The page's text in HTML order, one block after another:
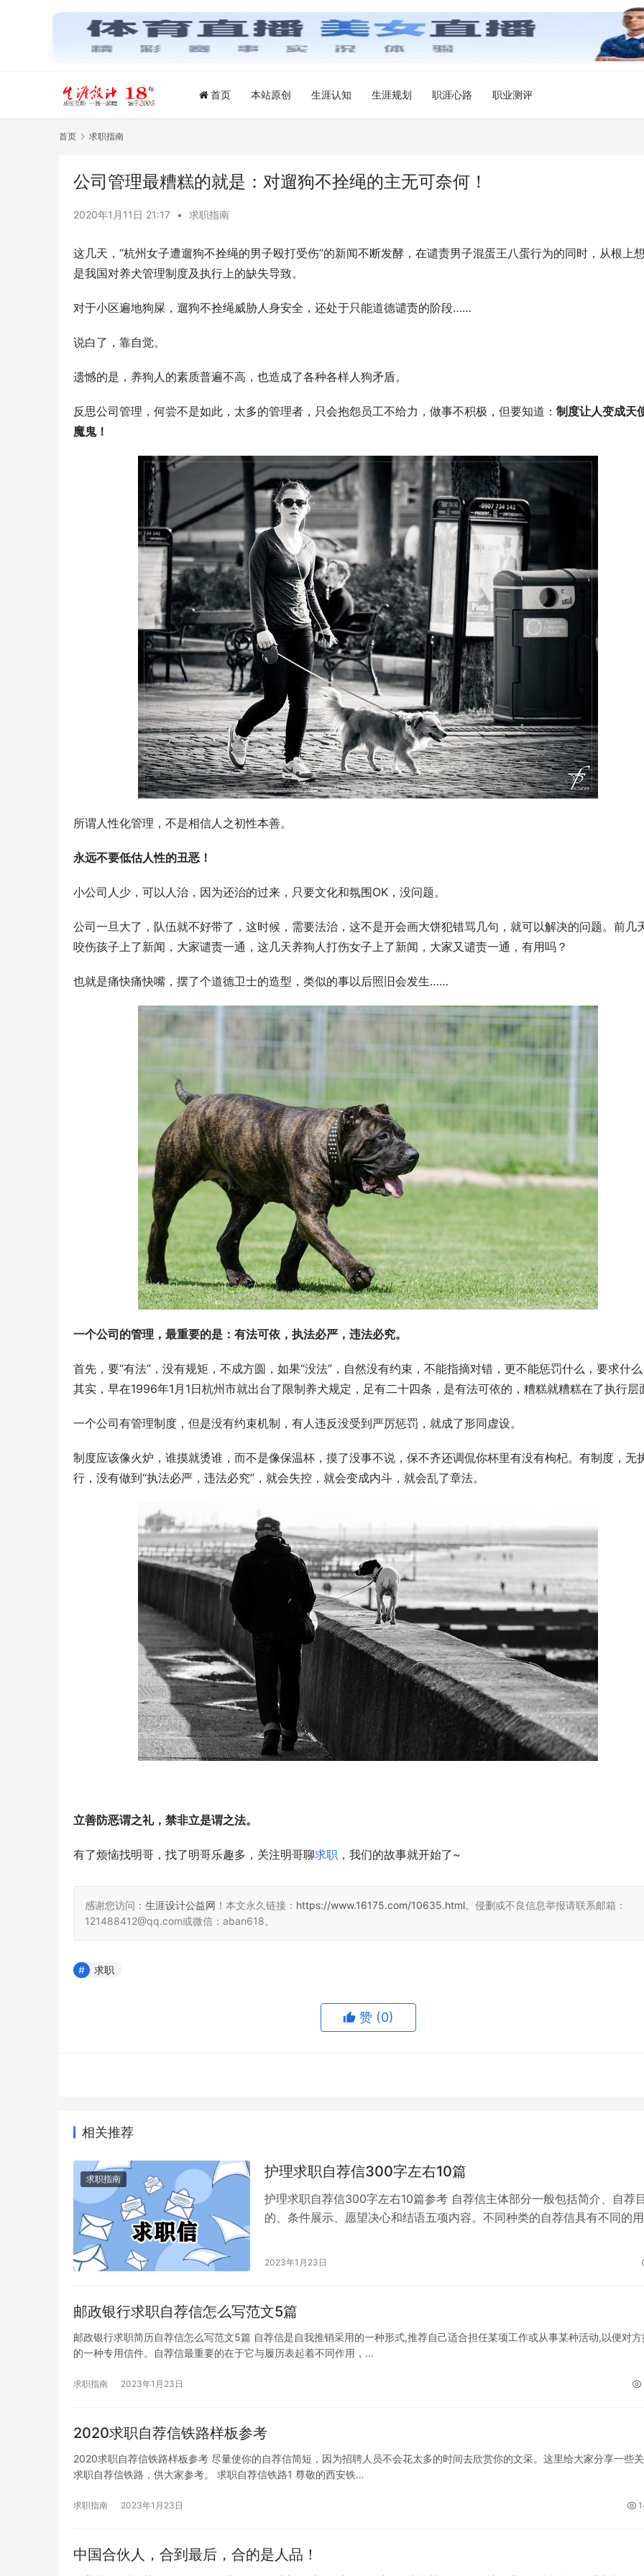
首页 本站原创 生涯认知 生涯规划 职涯心路 职业测评
首页 求职指南
公司管理最糟糕的就是：对遛狗不拴绳的主无可奈何！
2020年1月11日 21:17 • 求职指南
这几天，“杭州女子遭遛狗不拴绳的男子殴打受伤”的新闻不断发酵，在谴责男子混蛋王八蛋行为的同时，从根上
是我国对养犬管理制度及执行上的缺失导致。
对于小区遍地狗屎，遛狗不拴绳威胁人身安全，还处于只能道德谴责的阶段……
说白了，靠自觉。
遗憾的是，养狗人的素质普遍不高，也造成了各种各样人狗矛盾。
反思公司管理，何尝不是如此，太多的管理者，只会抱怨员工不给力，做事不积极，但要知道： 制度让人变成天
魔鬼！
所谓人性化管理，不是相信人之初性本善。
永远不要低估人性的丑恶！
小公司人少，可以人治，因为还治的过来，只要文化和氛围OK，没问题。
公司一旦大了，队伍就不好带了，这时候，需要法治，这不是开会画大饼犯错骂几句，就可以解决的问题。前几
咬伤孩子上了新闻，大家谴责一通，这几天养狗人打伤女子上了新闻，大家又谴责一通，有用吗？
也就是痛快痛快嘴，摆了个道德卫士的造型，类似的事以后照旧会发生……
一个公司的管理，最重要的是：有法可依，执法必严，违法必究。
首先，要“有法”，没有规矩，不成方圆，如果“没法”，自然没有约束，不能指摘对错，更不能惩罚什么，要求什
其实，早在1996年1月1日杭州市就出台了限制养犬规定，足有二十四条，是有法可依的，糟糕就糟糕在了执行层
一个公司有管理制度，但是没有约束机制，有人违反没受到严厉惩罚，就成了形同虚设。
制度应该像火炉，谁摸就烫谁，而不是像保温杯，摸了没事不说，保不齐还调侃你杯里有没有枸杞。有制度，无
行，没有做到“执法必严，违法必究”，就会失控，就会变成内斗，就会乱了章法。
立善防恶谓之礼，禁非立是谓之法。
有了烦恼找明哥，找了明哥乐趣多，关注明哥聊求职 ，我们的故事就开始了~
感谢您访问： 生涯设计公益网 ！本文永久链接： https://www.16175.com/10635.html。侵删或不良信息举报请联系邮箱：
121488412@qq.com或微信：aban618。
求职
赞 (0)
相关推荐
求职指南 护理求职自荐信300字左右10篇
护理求职自荐信300字左右10篇参考 自荐信主体部分一般包括简介、自荐
的、条件展示、愿望决心和结语五项内容。不同种类的自荐信具有不同的用
2023年1月23日
邮政银行求职自荐信怎么写范文5篇
邮政银行求职简历自荐信怎么写范文5篇 自荐信是自我推销采用的一种形式,推荐自己适合担任某项工作或从事某种活动,以便对
的一种专用信件。自荐信最重要的在于它与履历表起着不同作用，…
求职指南 2023年1月23日
2020求职自荐信铁路样板参考
2020求职自荐信铁路样板参考 尽量使你的自荐信简短，因为招聘人员不会花太多的时间去欣赏你的文采。这里给大家分享一些
求职自荐信铁路，供大家参考。 求职自荐信铁路1 尊敬的西安铁…
求职指南 2023年1月23日
中国合伙人，合到最后，合的是人品！